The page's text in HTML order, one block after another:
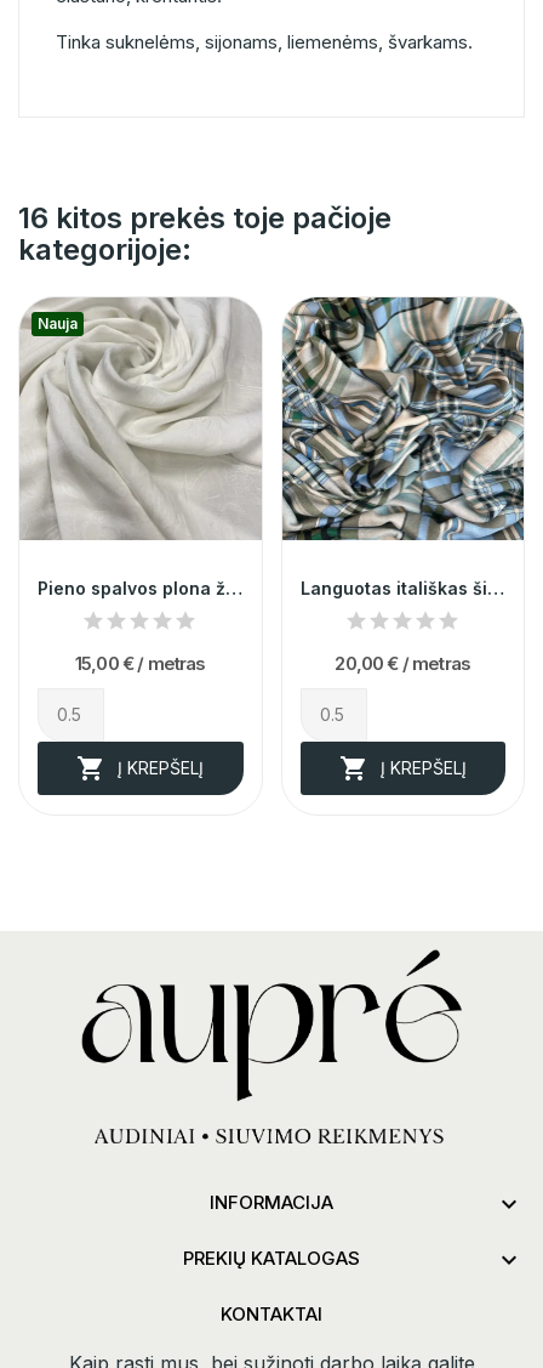
Tinka suknelėms, sijonams, liemenėms, švarkams.
16 kitos prekės toje pačioje
kategorijoje:
Nauja
Pieno spalvos plona žakardinė viskozė su...
15,00 € / metras
 Į KREPŠELĮ
Languotas itališkas šilkas su viskoze 009888
20,00 € / metras
 Į KREPŠELĮ
INFORMACIJA 
PREKIŲ KATALOGAS 
KONTAKTAI
Kaip rasti mus, bei sužinoti darbo laiką galite